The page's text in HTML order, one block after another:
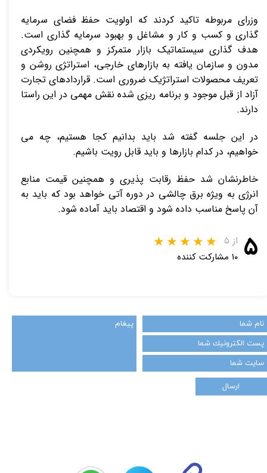
وزرای مربوطه تاکید کردند که اولویت حفظ فضای سرمایه
گذاری و کسب و کار و مشاغل و بهبود سرمایه گذاری است.
هدف گذاری سیستماتیک بازار متمرکز و همچنین رویکردی
مدون و سازمان یافته به بازارهای خارجی، استراتژی روشن و
تعریف محصولات استراتژیک ضروری است. قراردادهای تجارت
آزاد از قبل موجود و برنامه ریزی شده نقش مهمی در این راستا
دارند.
در این جلسه گفته شد باید بدانیم کجا هستیم، چه می
خواهیم، ​​در کدام بازارها و باید قابل رویت باشیم.
خاطرنشان شد حفظ رقابت پذیری و همچنین قیمت منابع
انرژی به ویژه برق چالشی در دوره آتی خواهد بود که باید به
آن پاسخ مناسب داده شود و اقتصاد باید آماده شود.
۵ از ۵
۱۰ مشارکت کننده
ارسال